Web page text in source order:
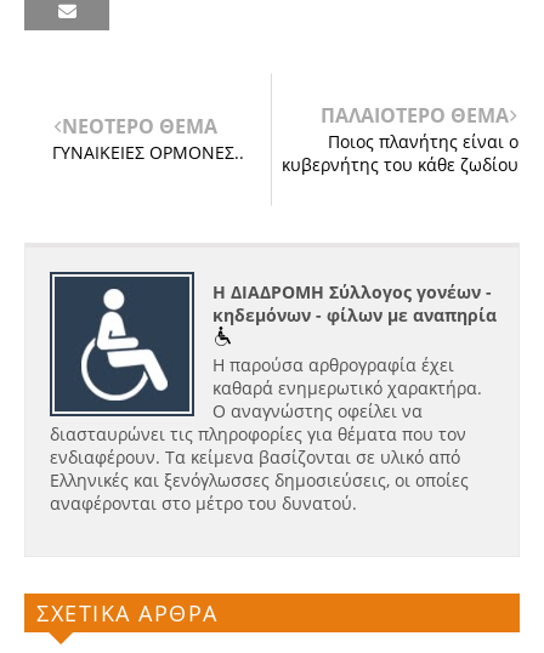
ΝΕΟΤΕΡΟ ΘΕΜΑ
ΓΥΝΑΙΚΕΙΕΣ ΟΡΜΟΝΕΣ..
ΠΑΛΑΙΟΤΕΡΟ ΘΕΜΑ
Ποιος πλανήτης είναι ο
κυβερνήτης του κάθε ζωδίου
Η ΔΙΑΔΡΟΜΗ Σύλλογος γονέων -
κηδεμόνων - φίλων με αναπηρία
Η παρούσα αρθρογραφία έχει
καθαρά ενημερωτικό χαρακτήρα.
Ο αναγνώστης οφείλει να
διασταυρώνει τις πληροφορίες για θέματα που τον
ενδιαφέρουν. Τα κείμενα βασίζονται σε υλικό από
Ελληνικές και ξενόγλωσσες δημοσιεύσεις, οι οποίες
αναφέρονται στο μέτρο του δυνατού.
ΣΧΕΤΙΚΑ ΑΡΘΡΑ